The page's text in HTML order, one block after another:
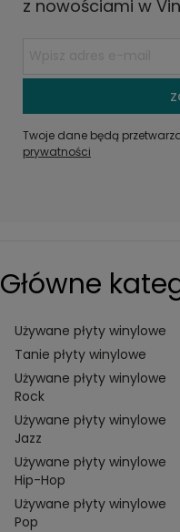
z nowościami w
Twoje dane będą
prywatności
Główne
Używane płyty winylowe
Tanie płyty winylowe
Używane płyty winylowe
Rock
Używane płyty winylowe
Jazz
Używane płyty winylowe
Hip-Hop
Używane płyty winylowe
Pop